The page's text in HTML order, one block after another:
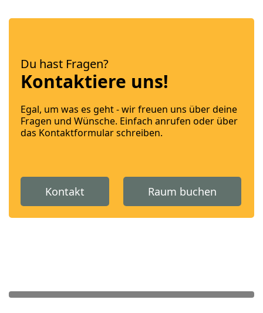
Du hast Fragen?
Kontaktiere uns!
Egal, um was es geht - wir freuen uns über deine
Fragen und Wünsche. Einfach anrufen oder über
das Kontaktformular schreiben.
Kontakt Raum buchen